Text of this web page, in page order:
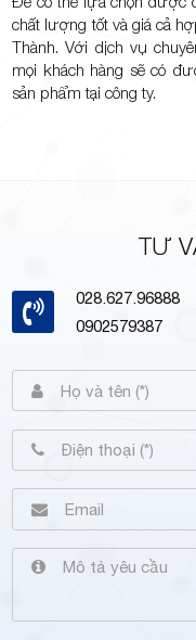
chất lượng tốt và giá cả
Thành. Với dịch vụ
mọi khách hàng sẽ có
sản phẩm tại công ty.
TƯ
028.627.96888
0902579387